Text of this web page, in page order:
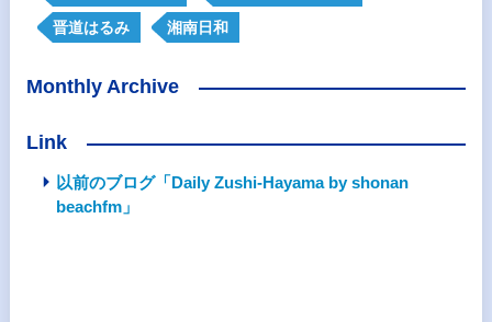
晋道はるみ 湘南日和
Monthly Archive
Link
以前のブログ「Daily Zushi-Hayama by shonan
beachfm」